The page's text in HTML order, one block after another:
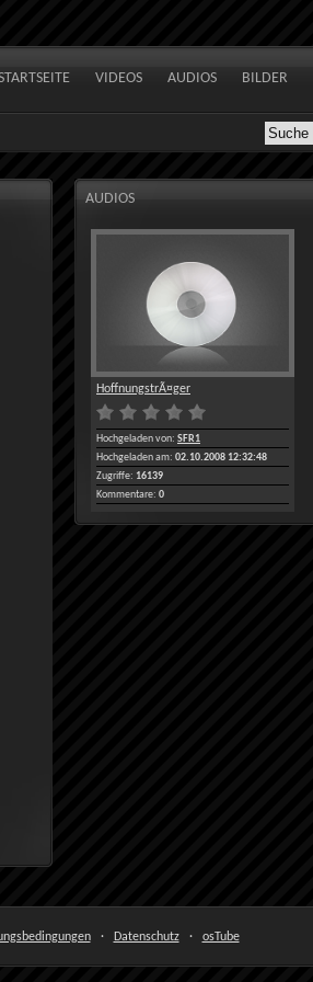
VIDEOS AUDIOS BILDER
AUDIOS
HoffnungstrÃ¤ger
Hochgeladen von: SFR1
Hochgeladen am: 02.10.2008 12:32:48
Zugriffe: 16139
Kommentare: 0
· Datenschutz · osTube